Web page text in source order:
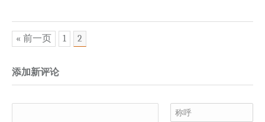
« 前一页 1 2
添加新评论
称呼